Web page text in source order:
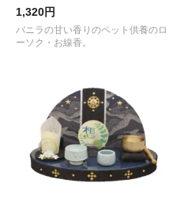
1,320円
バニラの甘い香りのペット供養のロ
ーソク・お線香。